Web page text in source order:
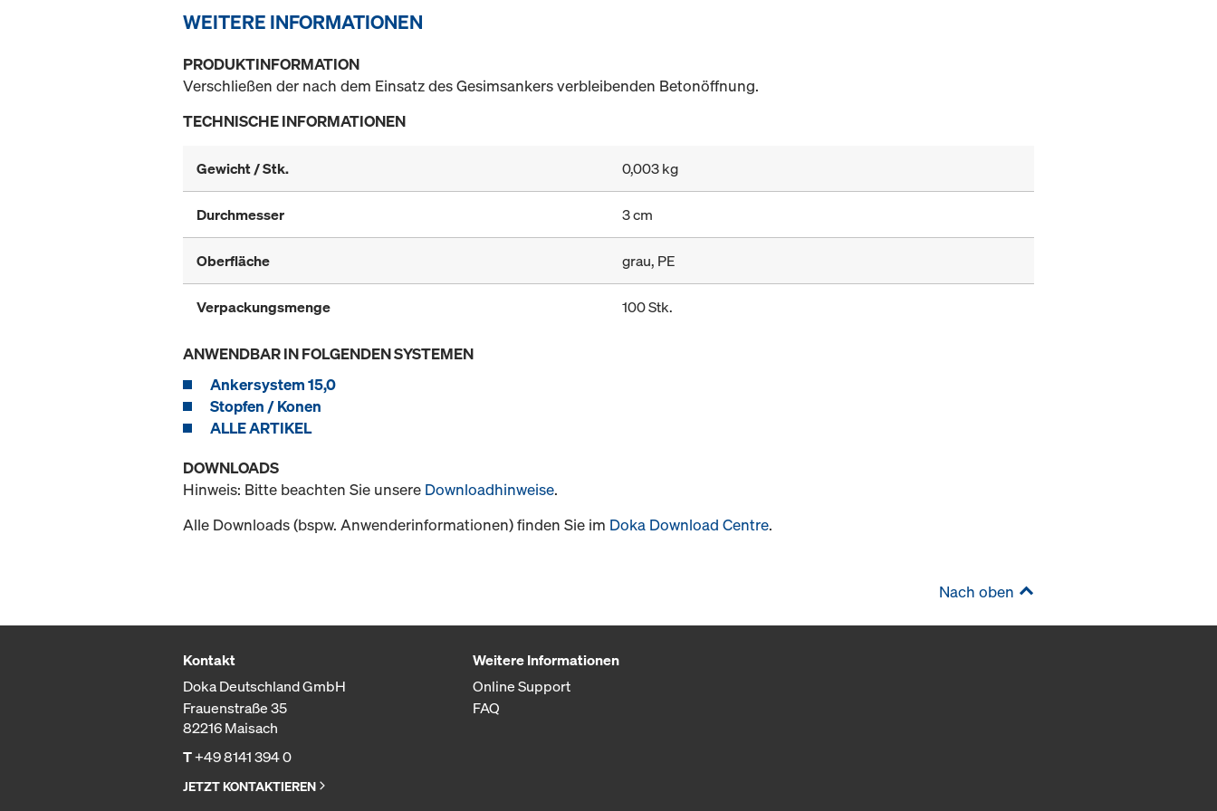
WEITERE INFORMATIONEN
PRODUKTINFORMATION
Verschließen der nach dem Einsatz des Gesimsankers verbleibenden Betonöffnung.
TECHNISCHE INFORMATIONEN
Gewicht / Stk. 0,003 kg
Durchmesser 3 cm
Oberfläche grau, PE
Verpackungsmenge 100 Stk.
ANWENDBAR IN FOLGENDEN SYSTEMEN
Ankersystem 15,0
Stopfen / Konen
ALLE ARTIKEL
DOWNLOADS
Hinweis: Bitte beachten Sie unsere Downloadhinweise.
Alle Downloads (bspw. Anwenderinformationen) finden Sie im Doka Download Centre.
Nach oben
Kontakt
Doka Deutschland GmbH
Frauenstraße 35
82216 Maisach
T+49 8141 394 0
JETZT KONTAKTIEREN
Weitere Informationen
Online Support
FAQ